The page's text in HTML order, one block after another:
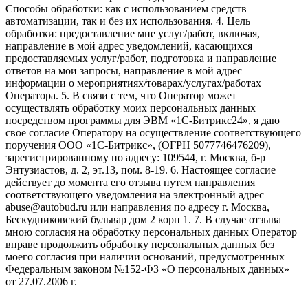
Способы обработки: как с использованием средств
автоматизации, так и без их использования. 4. Цель
обработки: предоставление мне услуг/работ, включая,
направление в мой адрес уведомлений, касающихся
предоставляемых услуг/работ, подготовка и направление
ответов на мои запросы, направление в мой адрес
информации о мероприятиях/товарах/услугах/работах
Оператора. 5. В связи с тем, что Оператор может
осуществлять обработку моих персональных данных
посредством программы для ЭВМ «1С-Битрикс24», я даю
свое согласие Оператору на осуществление соответствующего
поручения ООО «1С-Битрикс», (ОГРН 5077746476209),
зарегистрированному по адресу: 109544, г. Москва, б-р
Энтузиастов, д. 2, эт.13, пом. 8-19. 6. Настоящее согласие
действует до момента его отзыва путем направления
соответствующего уведомления на электронный адрес
abuse@autobud.ru или направления по адресу г. Москва,
Бескудниковский бульвар дом 2 корп 1. 7. В случае отзыва
мною согласия на обработку персональных данных Оператор
вправе продолжить обработку персональных данных без
моего согласия при наличии оснований, предусмотренных
Федеральным законом №152-ФЗ «О персональных данных»
от 27.07.2006 г.